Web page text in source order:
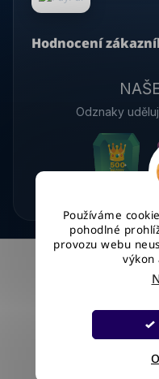
Používáme
pohodlné
provozu webu
výkon
Hodnocení
Odznaky
Upravit